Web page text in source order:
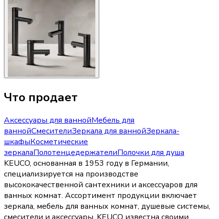
Что продает
Аксессуары для ваннойМебель для
ваннойСмесителиЗеркала для ваннойЗеркала-
шкафыКосметические
зеркалаПолотенцедержателиПолочки для душа
KEUCO, основанная в 1953 году в Германии,
специализируется на производстве
высококачественной сантехники и аксессуаров для
ванных комнат. Ассортимент продукции включает
зеркала, мебель для ванных комнат, душевые системы,